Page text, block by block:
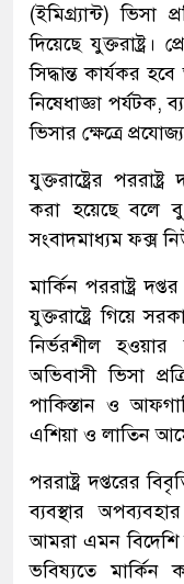
(ইমিগ্র্যান্ট) ভিসা
দিয়েছে যুক্তরাষ্ট্র।
সিদ্ধান্ত কার্যকর
নিষেধাজ্ঞা পর্যটক,
ভিসার ক্ষেত্রে
যুক্তরাষ্ট্রের
করা হয়েছে বলে
সংবাদমাধ্যম ফক্স
মার্কিন পররাষ্ট্র
যুক্তরাষ্ট্রে গিয়ে
নির্ভরশীল হওয়ার
অভিবাসী ভিসা
পাকিস্তান ও
এশিয়া ও লাতিন
পররাষ্ট্র দপ্তরের
ব্যবস্থার
আমরা এমন বিদেশি
ভবিষ্যতে মার্কিন